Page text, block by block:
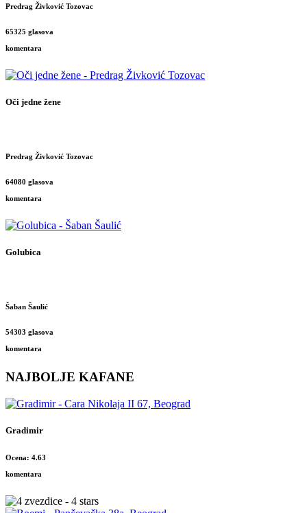
Predrag Živković Tozovac
65325 glasova
komentara
Oči jedne žene
Predrag Živković Tozovac
64080 glasova
komentara
Golubica
Šaban Šaulić
54303 glasova
komentara
NAJBOLJE KAFANE
Gradimir
Ocena: 4.63
komentara